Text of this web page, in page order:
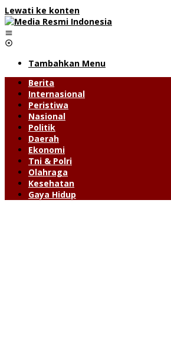
Lewati ke konten
Tambahkan Menu
Berita
Internasional
Peristiwa
Nasional
Politik
Daerah
Ekonomi
Tni & Polri
Olahraga
Kesehatan
Gaya Hidup